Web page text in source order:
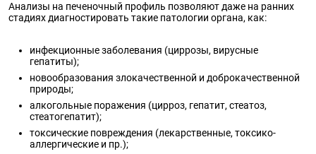
Анализы на печеночный профиль позволяют даже на ранних
стадиях диагностировать такие патологии органа, как:
инфекционные заболевания (циррозы, вирусные
гепатиты);
новообразования злокачественной и доброкачественной
природы;
алкогольные поражения (цирроз, гепатит, стеатоз,
стеатогепатит);
токсические повреждения (лекарственные, токсико-
аллергические и пр.);